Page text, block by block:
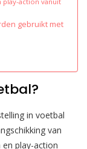
gebruikt met
in voetbal
van
en play-action